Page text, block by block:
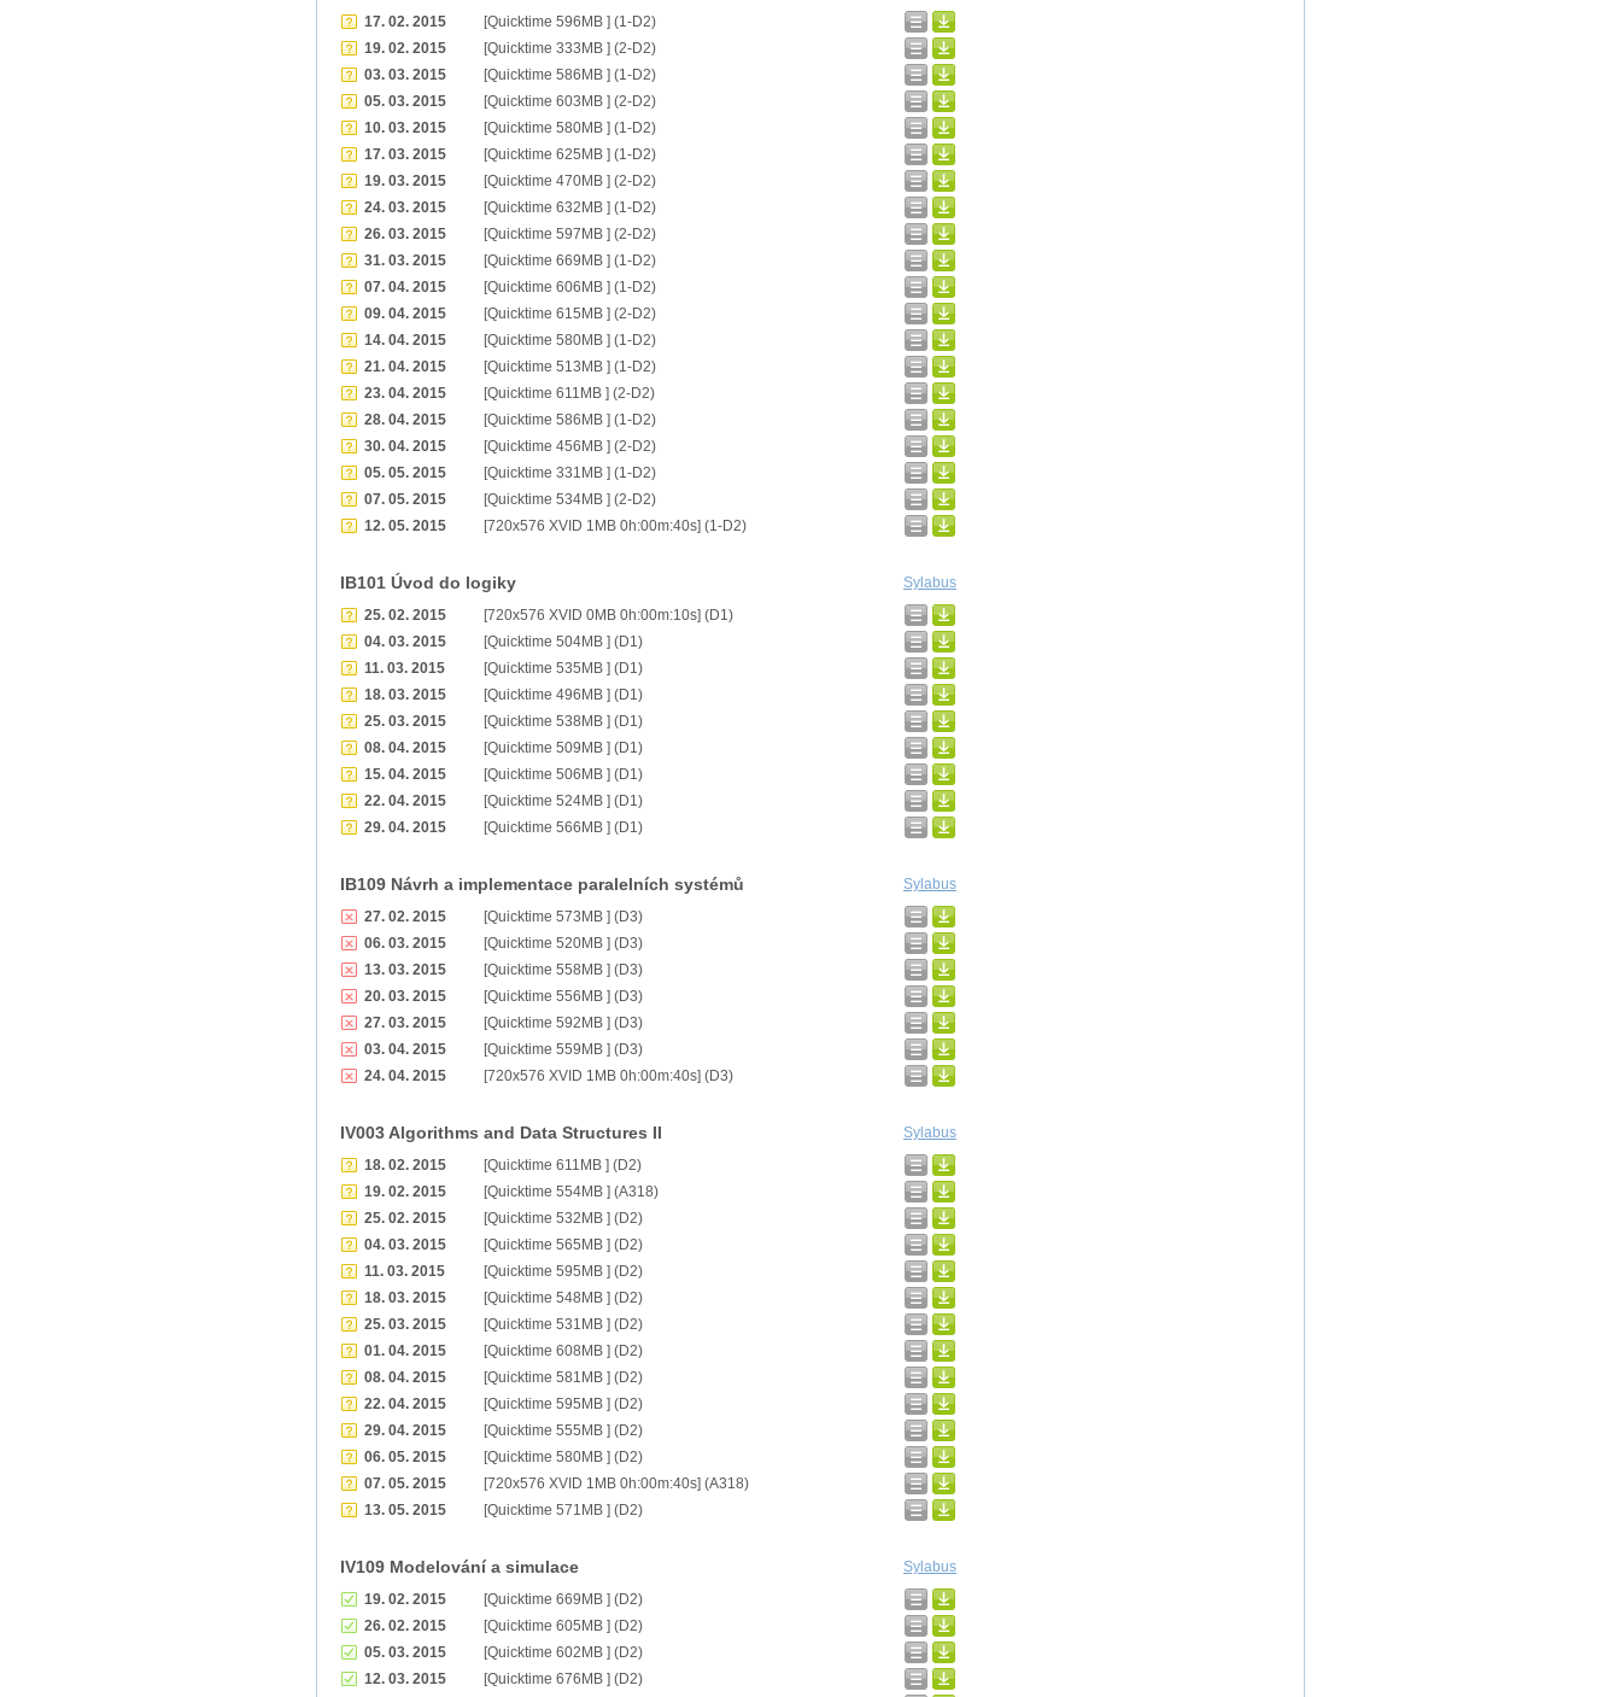
17. 02. 2015
[Quicktime 596MB ] (1-D2)
19. 02. 2015
[Quicktime 333MB ] (2-D2)
03. 03. 2015
[Quicktime 586MB ] (1-D2)
05. 03. 2015
[Quicktime 603MB ] (2-D2)
10. 03. 2015
[Quicktime 580MB ] (1-D2)
17. 03. 2015
[Quicktime 625MB ] (1-D2)
19. 03. 2015
[Quicktime 470MB ] (2-D2)
24. 03. 2015
[Quicktime 632MB ] (1-D2)
26. 03. 2015
[Quicktime 597MB ] (2-D2)
31. 03. 2015
[Quicktime 669MB ] (1-D2)
07. 04. 2015
[Quicktime 606MB ] (1-D2)
09. 04. 2015
[Quicktime 615MB ] (2-D2)
14. 04. 2015
[Quicktime 580MB ] (1-D2)
21. 04. 2015
[Quicktime 513MB ] (1-D2)
23. 04. 2015
[Quicktime 611MB ] (2-D2)
28. 04. 2015
[Quicktime 586MB ] (1-D2)
30. 04. 2015
[Quicktime 456MB ] (2-D2)
05. 05. 2015
[Quicktime 331MB ] (1-D2)
07. 05. 2015
[Quicktime 534MB ] (2-D2)
12. 05. 2015
[720x576 XVID 1MB 0h:00m:40s] (1-D2)
IB101 Úvod do logiky
Sylabus
25. 02. 2015
[720x576 XVID 0MB 0h:00m:10s] (D1)
04. 03. 2015
[Quicktime 504MB ] (D1)
11. 03. 2015
[Quicktime 535MB ] (D1)
18. 03. 2015
[Quicktime 496MB ] (D1)
25. 03. 2015
[Quicktime 538MB ] (D1)
08. 04. 2015
[Quicktime 509MB ] (D1)
15. 04. 2015
[Quicktime 506MB ] (D1)
22. 04. 2015
[Quicktime 524MB ] (D1)
29. 04. 2015
[Quicktime 566MB ] (D1)
IB109 Návrh a implementace paralelních systémů
Sylabus
27. 02. 2015
[Quicktime 573MB ] (D3)
06. 03. 2015
[Quicktime 520MB ] (D3)
13. 03. 2015
[Quicktime 558MB ] (D3)
20. 03. 2015
[Quicktime 556MB ] (D3)
27. 03. 2015
[Quicktime 592MB ] (D3)
03. 04. 2015
[Quicktime 559MB ] (D3)
24. 04. 2015
[720x576 XVID 1MB 0h:00m:40s] (D3)
IV003 Algorithms and Data Structures II
Sylabus
18. 02. 2015
[Quicktime 611MB ] (D2)
19. 02. 2015
[Quicktime 554MB ] (A318)
25. 02. 2015
[Quicktime 532MB ] (D2)
04. 03. 2015
[Quicktime 565MB ] (D2)
11. 03. 2015
[Quicktime 595MB ] (D2)
18. 03. 2015
[Quicktime 548MB ] (D2)
25. 03. 2015
[Quicktime 531MB ] (D2)
01. 04. 2015
[Quicktime 608MB ] (D2)
08. 04. 2015
[Quicktime 581MB ] (D2)
22. 04. 2015
[Quicktime 595MB ] (D2)
29. 04. 2015
[Quicktime 555MB ] (D2)
06. 05. 2015
[Quicktime 580MB ] (D2)
07. 05. 2015
[720x576 XVID 1MB 0h:00m:40s] (A318)
13. 05. 2015
[Quicktime 571MB ] (D2)
IV109 Modelování a simulace
Sylabus
19. 02. 2015
[Quicktime 669MB ] (D2)
26. 02. 2015
[Quicktime 605MB ] (D2)
05. 03. 2015
[Quicktime 602MB ] (D2)
12. 03. 2015
[Quicktime 676MB ] (D2)